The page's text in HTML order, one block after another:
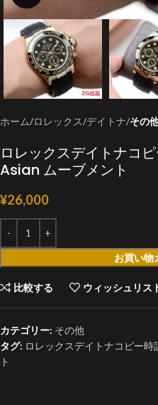
ホーム ロレックス デイトナ その
ロレックスデイトナコ
Asian ムーブメント
¥26,000
お買い物
比較する ウィッシュリス
カテゴリー: その他
タグ: ロレックスデイトナコピー
ト